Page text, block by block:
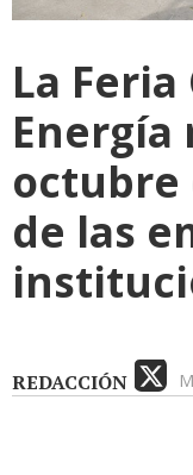
La
Energía
octubre
de las
REDACCIÓN